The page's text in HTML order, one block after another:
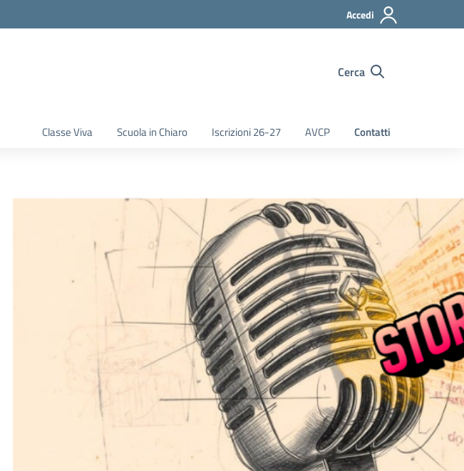
Accedi
Cerca
Classe Viva Scuola in Chiaro Iscrizioni 26-27 AVCP Contatti